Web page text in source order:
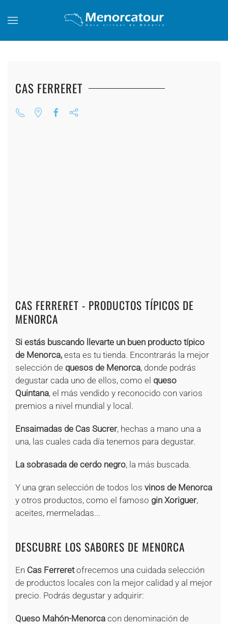
Skip to main content
CAS FERRERET
CAS FERRERET - PRODUCTOS TÍPICOS DE
MENORCA
Si estás buscando llevarte un buen producto típico
de Menorca, esta es tu tienda. Encontrarás la mejor
selección de quesos de Menorca, donde podrás
degustar cada uno de ellos, como el queso
Quintana, el más vendido y reconocido con varios
premios a nivel mundial y local.
Ensaimadas de Cas Sucrer, hechas a mano una a
una, las cuales cada día tenemos para degustar.
La sobrasada de cerdo negro, la más buscada.
Y una gran selección de todos los vinos de Menorca
y otros productos, como el famoso gin Xoriguer,
aceites, mermeladas...
DESCUBRE LOS SABORES DE MENORCA
En Cas Ferreretofrecemos una cuidada selección
de productos locales con la mejor calidad y al mejor
precio. Podrás degustar y adquirir:
Queso Mahón-Menorca con denominación de